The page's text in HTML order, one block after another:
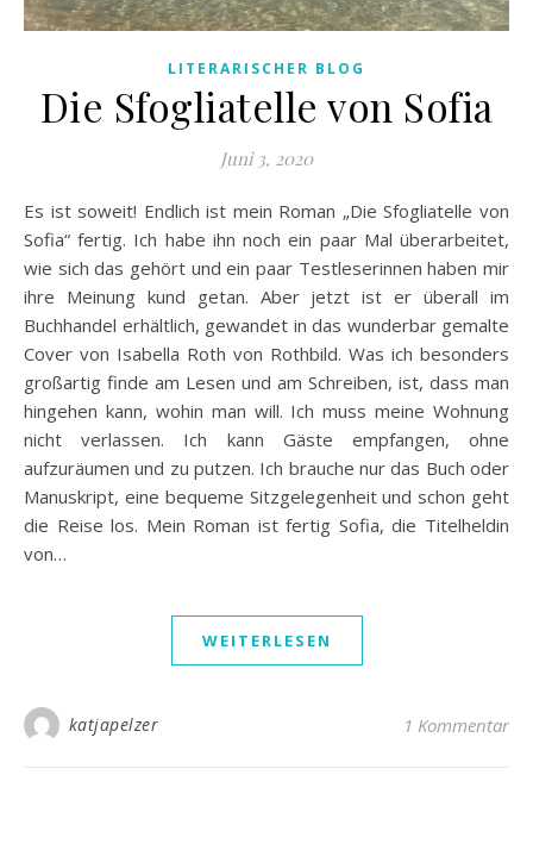
LITERARISCHER BLOG
Die Sfogliatelle von Sofia
Juni 3, 2020
Es ist soweit! Endlich ist mein Roman „Die Sfogliatelle von
Sofia“ fertig. Ich habe ihn noch ein paar Mal überarbeitet,
wie sich das gehört und ein paar Testleserinnen haben mir
ihre Meinung kund getan. Aber jetzt ist er überall im
Buchhandel erhältlich, gewandet in das wunderbar gemalte
Cover von Isabella Roth von Rothbild. Was ich besonders
großartig finde am Lesen und am Schreiben, ist, dass man
hingehen kann, wohin man will. Ich muss meine Wohnung
nicht verlassen. Ich kann Gäste empfangen, ohne
aufzuräumen und zu putzen. Ich brauche nur das Buch oder
Manuskript, eine bequeme Sitzgelegenheit und schon geht
die Reise los. Mein Roman ist fertig Sofia, die Titelheldin
von…
WEITERLESEN
katjapelzer 1 Kommentar